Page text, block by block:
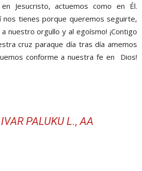
Jesucristo,actuemoscomo en Él.
nos tienes porque queremos seguirte,
a nuestro orgullo y al egoísmo! ¡Contigo
cruz paraque día tras día amemos
conforme a nuestra fe en Dios!
PALUKU L.,AA